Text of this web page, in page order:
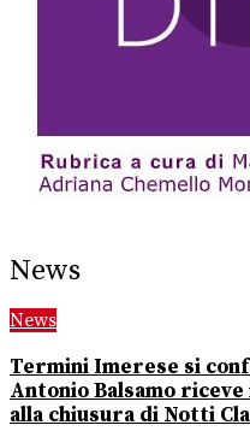
News
News
Termini Imerese si
Antonio Balsamo
alla chiusura di Notti